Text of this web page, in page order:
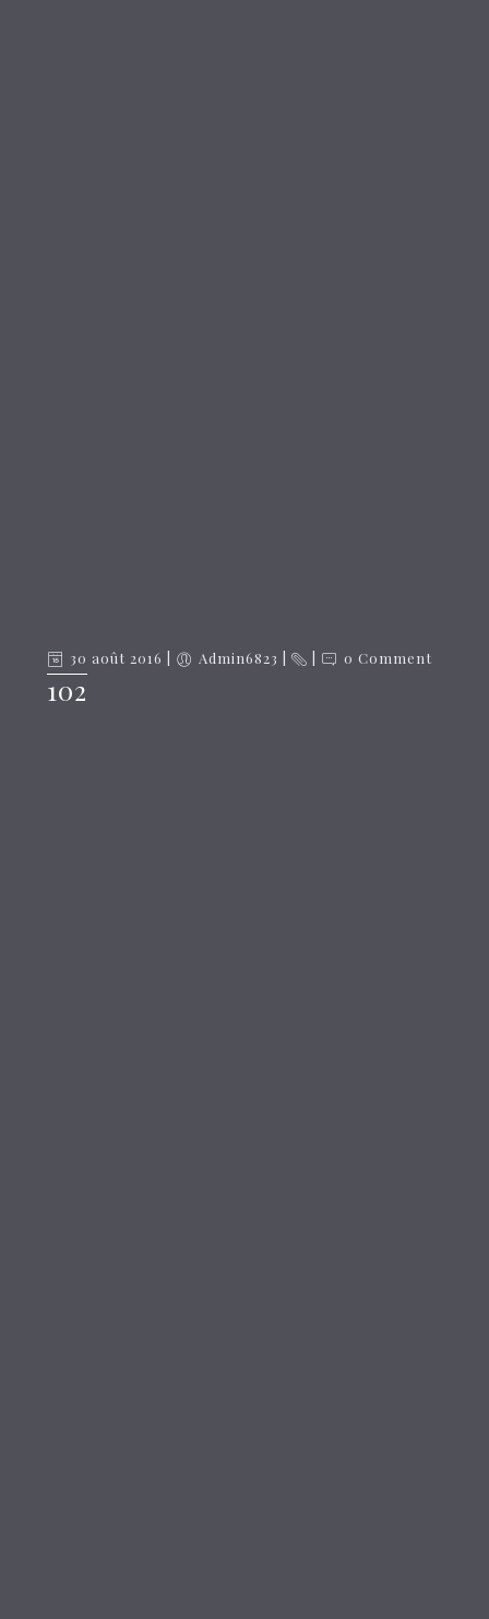
30 août 2016 Admin6823 0 Comment
102